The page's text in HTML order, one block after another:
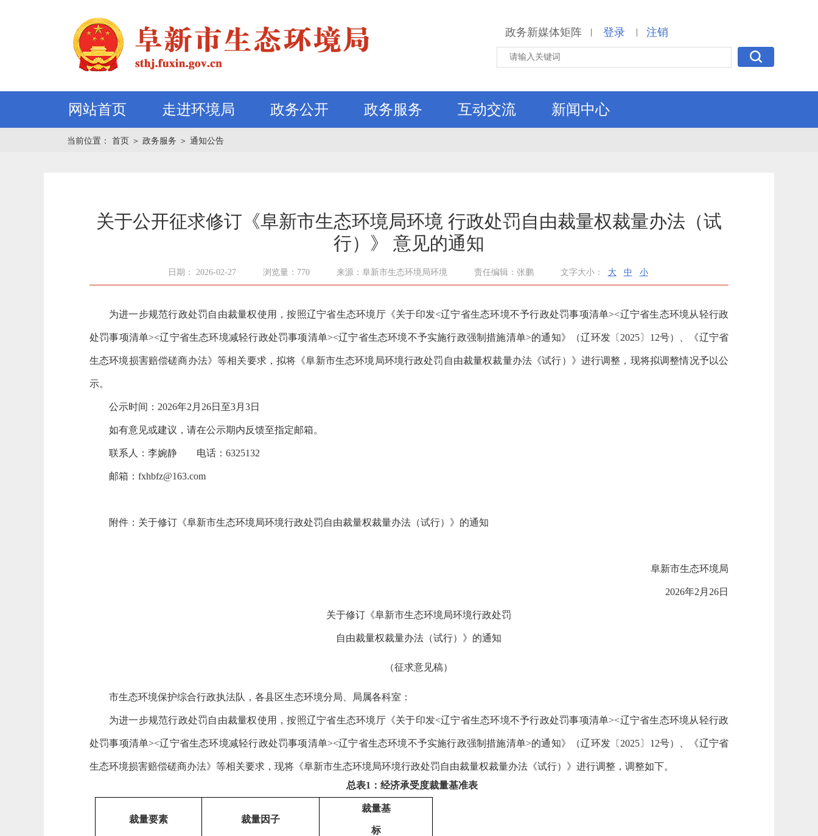
政务新媒体矩阵 | 登录 | 注销
网站首页 走进环境局 政务公开 政务服务 互动交流 新闻中心
当前位置： 首页 ＞ 政务服务 ＞ 通知公告
关于公开征求修订《阜新市生态环境局环境 行政处罚自由裁量权裁量办法（试
行）》 意见的通知
日期： 2026-02-27 浏览量：770 来源：阜新市生态环境局环境 责任编辑：张鹏 文字大小： 大 中 小
为进一步规范行政处罚自由裁量权使用，按照辽宁省生态环境厅《关于印发<辽宁省生态环境不予行政处罚事项清单><辽宁省生态环境从轻行政
处罚事项清单><辽宁省生态环境减轻行政处罚事项清单><辽宁省生态环境不予实施行政强制措施清单>的通知》（辽环发〔2025〕12号） 、《辽宁省
生态环境损害赔偿磋商办法》等相关要求， 拟将《阜新市生态环境局环境行政处罚自由裁量权裁量办法《试行）》进行调整 ，现将拟调整情况予以公
示。
公示时间：2026年2 月26日至3月 3日
如有意见或建议，请在公示期内反馈至指定邮箱。
联系人：李婉静 电话： 6325132
邮箱： fxhbfz@163.com
附件：关于修订《阜新市生态环境局环境行政处罚自由裁量权裁量办法（试行）》的通知
阜新市生态环境局
2026年2月26日
关于修订《阜新市生态环境局环境行政处罚
自由裁量权裁量办法 （试行）》的通知
（征求意见稿）
市生态环境保护综合行政执法队，各县区生态环境分局、局属各科室：
为进一步规范行政处罚自由裁量权使用，按照辽宁省生态环境厅《关于印发<辽宁省生态环境不予行政处罚事项清单><辽宁省生态环境从轻行政
处罚事项清单><辽宁省生态环境减轻行政处罚事项清单><辽宁省生态环境不予实施行政强制措施清单>的通知》（辽环发〔2025〕12号） 、《辽宁省
生态环境损害赔偿磋商办法》等相关要求，现将《阜新市生态环境局环境行政处罚自由裁量权裁量办法《试行）》进行调整，调整如下。
总表1：经济承受度裁量基准表
裁量要素 裁量因子
裁量基
标